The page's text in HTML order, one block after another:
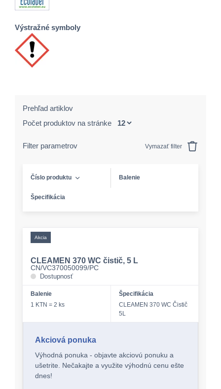
Výstražné symboly
Prehľad artiklov
Počet produktov na stránke
Filter parametrov Vymazať filter
Číslo produktu Balenie
Špecifikácia
Akcia
CLEAMEN 370 WC čistič, 5 L
CN/VC370050099/PC
Dostupnosť
Balenie
1 KTN = 2 ks
Špecifikácia
CLEAMEN 370 WC Čistič
5L
Akciová ponuka
Výhodná ponuka - objavte akciovú ponuku a
ušetrite. Nečakajte a využite výhodnú cenu ešte
dnes!